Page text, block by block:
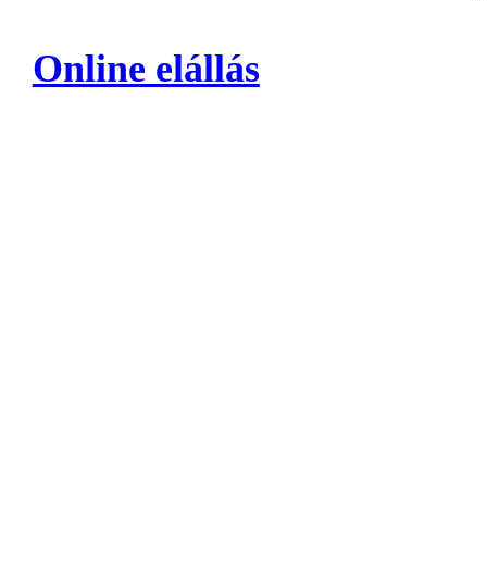
Online elállás